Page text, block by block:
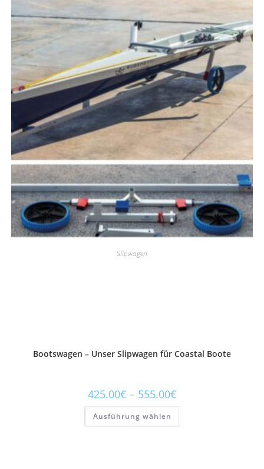
Slipwagen
Bootswagen – Unser Slipwagen für Coastal Boote
425.00€ – 555.00€
Ausführung wählen